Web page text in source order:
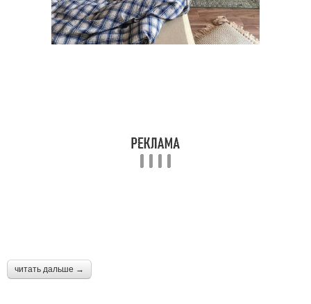
читать дальше →